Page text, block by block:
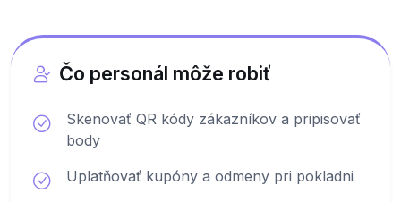
Čo personál môže robiť
Skenovať QR kódy zákazníkov a pripisovať
body
Uplatňovať kupóny a odmeny pri pokladni